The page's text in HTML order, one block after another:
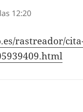
12:20
rastreador/